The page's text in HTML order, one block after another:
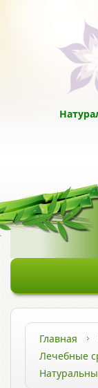
Главная
Лечебные